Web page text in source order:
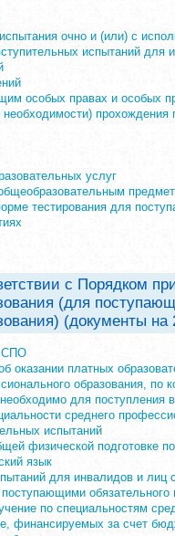
очно и (или) с
испытаний
особых правах и особых
услуг
тестирования для
с Порядком
(для
(документы на
СПО
оказании платных
образования, по
для
среднего
испытаний
физической подготовке
язык
для инвалидов и лиц
обязательного
по специальностям
финансируемых за счет